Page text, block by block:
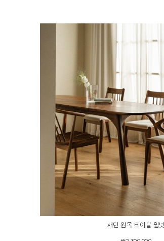
새턴 원목 테이블 월넛